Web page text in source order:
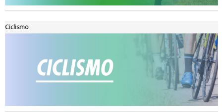
Ddl Lobby, Uisp: “Il Parlamento valorizzi le nostre specificità"
Ciclismo